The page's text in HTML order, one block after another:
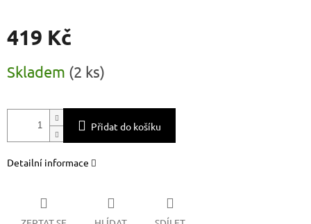
419 Kč
cena:
Skladem (2 ks)
Přidat do košíku
Detailní informace